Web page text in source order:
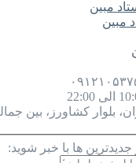
مبین
22:00
جدیدترین ها با خبر شوید: